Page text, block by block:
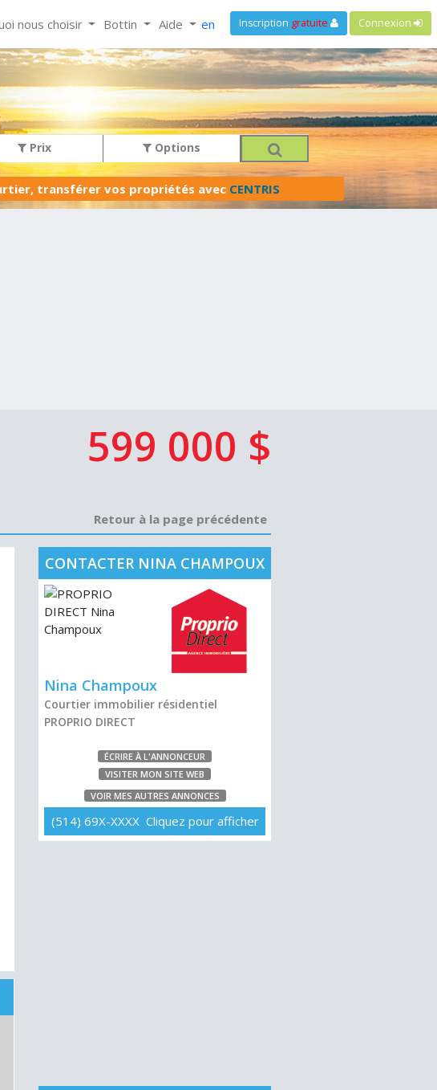
nous choisir Bottin Aide en Inscription gratuite Connexion
Prix Options
transférer vos propriétés avec CENTRIS
599 000 $
Retour à la page précédente
CONTACTER NINA CHAMPOUX
Nina Champoux
Courtier immobilier résidentiel
PROPRIO DIRECT
ÉCRIRE À L'ANNONCEUR
VISITER MON SITE WEB
VOIR MES AUTRES ANNONCES
(514) 69X-XXXX Cliquez pour afficher